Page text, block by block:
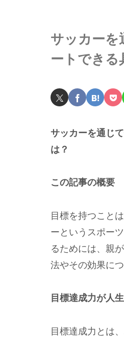
サッカーを
ートできる
サッカーを通じ
は？
この記事の概要
目標を持つこと
ーというスポー
るためには、親
法やその効果に
目標達成力が人
目標達成力とは